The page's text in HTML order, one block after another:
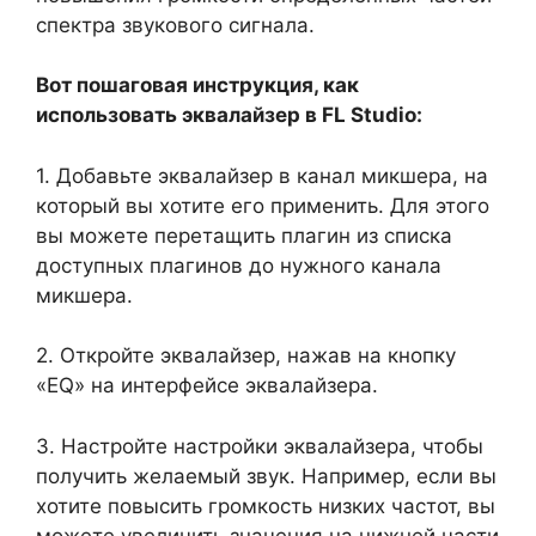
спектра звукового сигнала.
Вот пошаговая инструкция, как
использовать эквалайзер в FL Studio:
1. Добавьте эквалайзер в канал микшера, на
который вы хотите его применить. Для этого
вы можете перетащить плагин из списка
доступных плагинов до нужного канала
микшера.
2. Откройте эквалайзер, нажав на кнопку
«EQ» на интерфейсе эквалайзера.
3. Настройте настройки эквалайзера, чтобы
получить желаемый звук. Например, если вы
хотите повысить громкость низких частот, вы